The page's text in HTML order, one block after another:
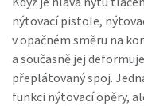
nýtovací pistole,
v opačném směru na
a současně jej
přeplátovaný spoj.
funkci nýtovací opěry,